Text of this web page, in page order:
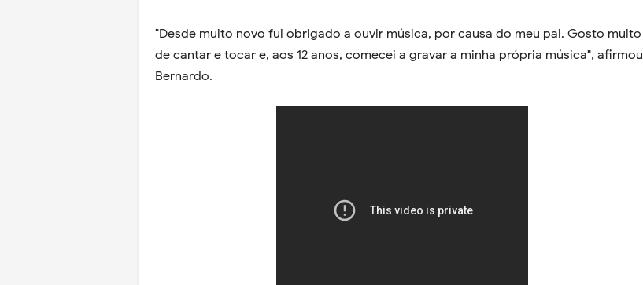
"Desde muito novo fui obrigado a ouvir música, por causa do meu pai. Gosto muito
de cantar e tocar e, aos 12 anos, comecei a gravar a minha própria música", afirmou
Bernardo.